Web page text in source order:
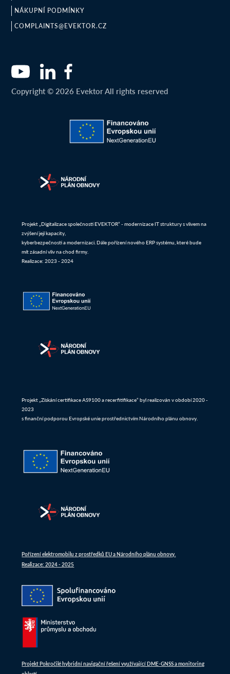
NÁKUPNÍ PODMÍNKY
COMPLAINTS@EVEKTOR.CZ
Copyright © 2026 Evektor All rights reserved
Projekt „Digitalizace společnosti EVEKTOR“ - modernizace IT struktury s vlivem na
zvýšení její kapacity,
kyberbezpečnosti a modernizaci. Dále pořízení nového ERP systému, které bude
mít zásadní vliv na chod firmy.
Realizace: 2023 - 2024
Projekt „Získání certifikace AS9100 a recerfitifikace“ byl realizován v období 2020 -
2023
s finanční podporou Evropské unie prostřednictvím Národního plánu obnovy.
Pořízení elektromobilu z prostředků EU a Národního plánu obnovy.
Realizace: 2024 - 2025
Projekt Pokročilé hybridní navigační řešení využívající DME-GNSS a monitoring